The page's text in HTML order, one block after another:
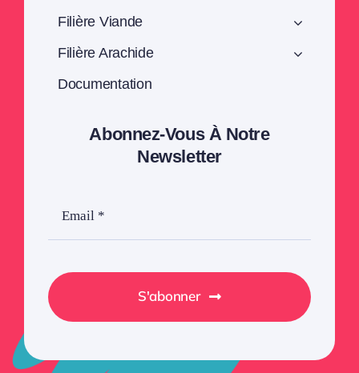
Filière Viande
Filière Arachide
Documentation
Abonnez-Vous À Notre
Newsletter
S'abonner